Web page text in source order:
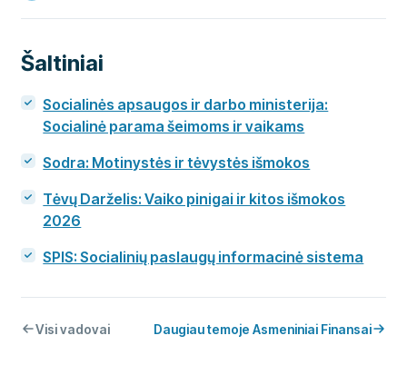
Šaltiniai
Socialinės apsaugos ir darbo ministerija:
Socialinė parama šeimoms ir vaikams
Sodra: Motinystės ir tėvystės išmokos
Tėvų Darželis: Vaiko pinigai ir kitos išmokos
2026
SPIS: Socialinių paslaugų informacinė sistema
Visi vadovai Daugiau temoje Asmeniniai Finansai